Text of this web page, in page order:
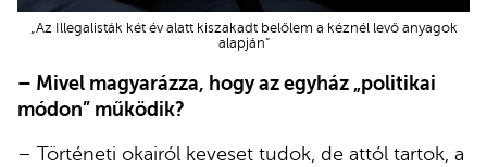
„Az Illegalisták két év alatt kiszakadt belőlem a kéznél levő anyagok
alapján”
– Mivel magyarázza, hogy az egyház „politikai
módon” működik?
– Történeti okairól keveset tudok, de attól tartok, a